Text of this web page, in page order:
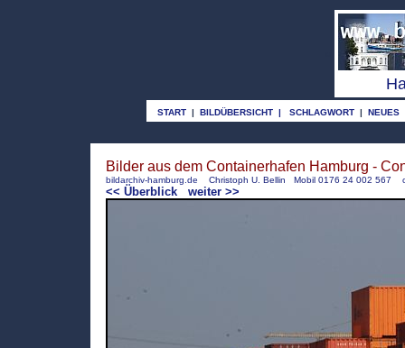
START | BILDÜBERSICHT | SCHLAGWORT | NEUES
Bilder aus dem Containerhafen Hamburg -
bildarchiv-hamburg.de Christoph U. Bellin Mobil 0176 24 002 567
<< Überblick weiter >>